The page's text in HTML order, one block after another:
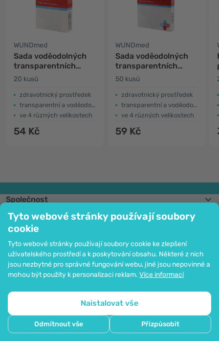
Tyto webové stránky používají soubory
cookie
Tyto webové stránky používají soubory cookie ke zlepšení
uživatelského prostředí a k poskytování obsahu. Některé z nich
jsou nezbytné pro správné fungování webu, jiné jsou nepovinné a
mohou být použity k personalizaci reklam. Více informací
Naistalovat vše
Odmítnout vše Přizpůsobit
WUNDmed
Sada voděodolných
transparentních
náplastí
20 kusů
zdravotnický prostředek
transparentní a voděodolné
ve 4 různých velikostech
54 Kč
WUNDmed
Sada voděodolných
transparentních
náplastí
50 kusů
zdravotnický prostředek
transparentní a voděodolné
ve 4 různých velikostech
59 Kč
Společnost
Informace
Připojte se k nám
Pomoc a objednávky
Možnost platby kartou. Ochrana osobních údajů zaručena pomocí šifrování
SSL.
Mapa stránek